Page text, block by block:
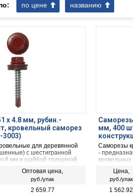
по цене названию
х 4.8 мм, рубин.-
кровельный саморез
3003)
для деревянной
с шестигранной
8 мм и шайбой толщиной
материалов.
Оптовая цена,
руб./упак
2 659.77
мм, 400
Саморезы
-
Цена,
руб./упак
1 562.92